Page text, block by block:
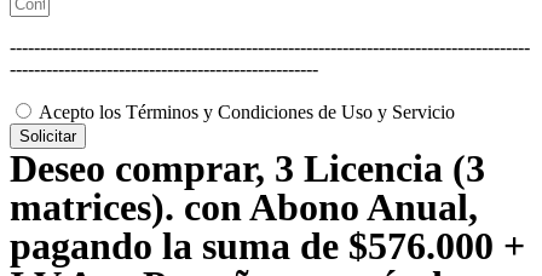
--------------------------------------------------------------------------------------
---------------------------------------------------
Acepto los Términos y Condiciones de Uso y Servicio
Solicitar
Deseo comprar, 3 Licencia (3
matrices). con Abono Anual,
pagando la suma de $576.000 +